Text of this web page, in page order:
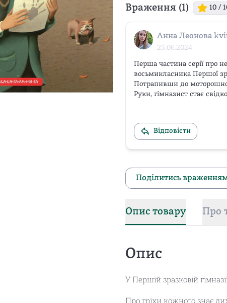
Враження (1) 10 /
Анна Леонова
25.06.2024
Перша частина серії про
восьмикласника Першої
Потрапивши до
Руки, гімназист стає
Відповісти
Поділитись
Опис товару Про
Опис
У Першій зразковій